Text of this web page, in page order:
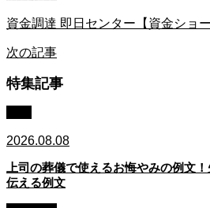
資金調達 即日センター【資金ショ
次の記事
特集記事
2026.08.08
上司の葬儀で使えるお悔やみの例文
伝える例文